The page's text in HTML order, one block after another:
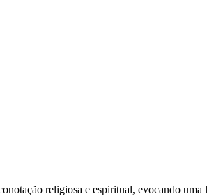
religiosa e espiritual, evocando